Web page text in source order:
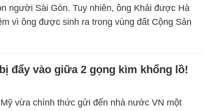
người Sài Gòn. Tuy nhiên, ông Khải được Hà
vì ông được sinh ra trong vùng đất Cộng Sản
đẩy vào giữa 2 gọng kìm khổng lồ!
vừa chính thức gửi đến nhà nước VN một